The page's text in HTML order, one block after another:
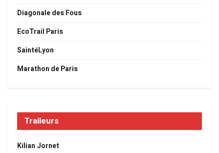
Diagonale des Fous
EcoTrail Paris
SaintéLyon
Marathon de Paris
Traileurs
Kilian Jornet